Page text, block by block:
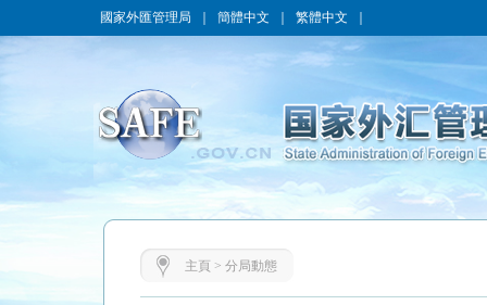
國家外匯管理局 簡體中文 繁體中文
主頁 > 分局動態